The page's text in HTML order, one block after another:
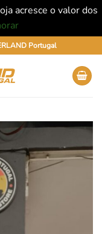
acresce o valor dos
Portugal